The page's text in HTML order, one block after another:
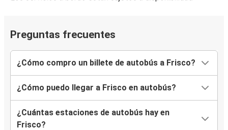
Preguntas frecuentes
¿Cómo compro un billete de autobús a Frisco?
¿Cómo puedo llegar a Frisco en autobús?
¿Cuántas estaciones de autobús hay en
Frisco?